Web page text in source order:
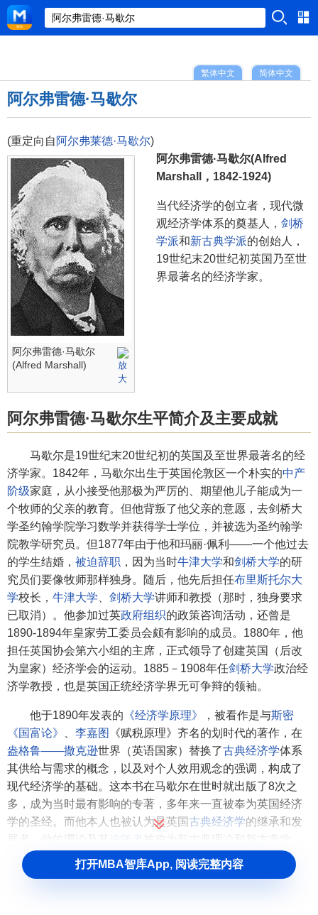
简体中文
繁体中文
阿尔弗雷德·马歇尔
(重定向自 阿尔弗莱德·马歇尔)
阿尔弗雷德·马歇尔
(Alfred Marshall)
阿尔弗雷德·马歇尔(Alfred
Marshall，1842-1924)
当代经济学的创立者，现代微
观经济学体系的奠基人，剑桥
学派和新古典学派的创始人，
19世纪末20世纪初英国乃至世
界最著名的经济学家。
阿尔弗雷德·马歇尔生平简介及主要成就
马歇尔是19世纪末20世纪初的英国及至世界最著名的经
济学家。1842年，马歇尔出生于英国伦敦区一个朴实的中产
阶级家庭，从小接受他那极为严厉的、期望他儿子能成为一
个牧师的父亲的教育。但他背叛了他父亲的意愿，去剑桥大
学圣约翰学院学习数学并获得学士学位，并被选为圣约翰学
院教学研究员。但1877年由于他和玛丽·佩利——一个他过去
的学生结婚， 被迫辞职 ，因为当时牛津大学和剑桥大学的研
究员们要像牧师那样独身。随后，他先后担任布里斯托尔大
学校长， 牛津大学 剑桥大学讲师和教授（那时，独身要求
已取消）。他参加过英政府组织的政策咨询活动，还曾是
1890-1894年皇家劳工委员会颇有影响的成员。1880年，他
担任英国协会第六小组的主席，正式领导了创建英国（后改
为皇家）经济学会的运动。1885－1908年任剑桥大学政治经
济学教授，也是英国正统经济学界无可争辩的领袖。
他于1890年发表的 《经济学原理》 ，被看作是与斯密
《国富论》
李嘉图
《赋税原理》齐名的划时代的著作，在
盎格鲁——撒克逊世界（英语国家）替换了古典经济学体系
其供给与需求的概念，以及对个人效用观念的强调，构成了
现代经济学的基础。这本书在马歇尔在世时就出版了8次之
多，成为当时最有影响的专著，多年来一直被奉为英国经济
学的圣经。而他本人也被认为是英国古典经济学的继承和发
展者，他的理论及其
追随者
被称为新古典理论和新古典学
派。同时由于他及其学生，如
J.M.凯恩斯， J.S.尼科尔森
，
A.C.庇古
任教，因此
打开MBA智库App, 阅读完整内容